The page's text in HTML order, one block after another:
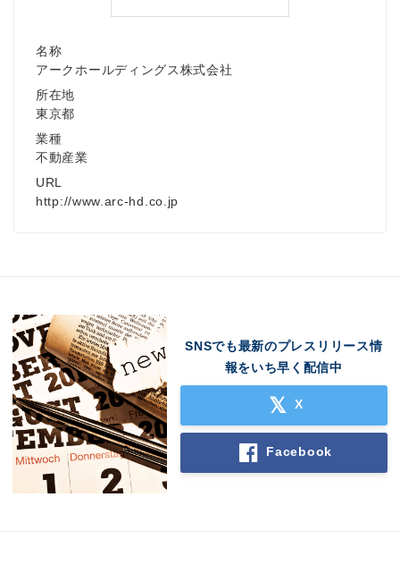
名称
アークホールディングス株式会社
所在地
東京都
業種
不動産業
URL
http://www.arc-hd.co.jp
SNSでも最新のプレスリリース情
報をいち早く配信中
X
Facebook